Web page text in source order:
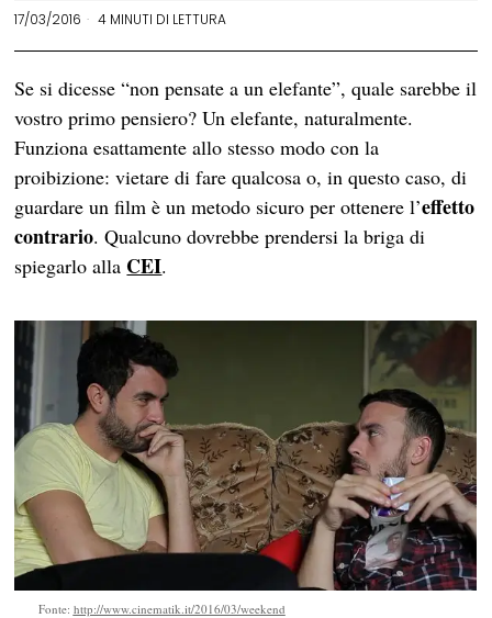
17/03/2016 4 MINUTI DI LETTURA
Se si dicesse “non pensate a un elefante”, quale sarebbe il
vostro primo pensiero? Un elefante, naturalmente.
Funziona esattamente allo stesso modo con la
proibizione: vietare di fare qualcosa o, in questo caso, di
guardare un film è un metodo sicuro per ottenere l’effetto
contrario. Qualcuno dovrebbe prendersi la briga di
spiegarlo alla CEI.
Fonte: http://www.cinematik.it/2016/03/weekend